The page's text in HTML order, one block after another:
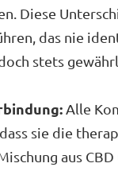
Diese
das nie
stets
Alle
sie die
aus